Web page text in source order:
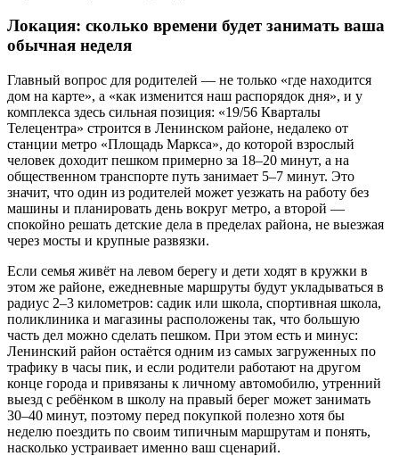
Локация: сколько времени будет занимать ваша
обычная неделя
Главный вопрос для родителей — не только «где находится
дом на карте», а «как изменится наш распорядок дня», и у
комплекса здесь сильная позиция: «19/56 Кварталы
Телецентра» строится в Ленинском районе, недалеко от
станции метро «Площадь Маркса», до которой взрослый
человек доходит пешком примерно за 18–20 минут, а на
общественном транспорте путь занимает 5–7 минут. Это
значит, что один из родителей может уезжать на работу без
машины и планировать день вокруг метро, а второй —
спокойно решать детские дела в пределах района, не выезжая
через мосты и крупные развязки.
Если семья живёт на левом берегу и дети ходят в кружки в
этом же районе, ежедневные маршруты будут укладываться в
радиус 2–3 километров: садик или школа, спортивная школа,
поликлиника и магазины расположены так, что большую
часть дел можно сделать пешком. При этом есть и минус:
Ленинский район остаётся одним из самых загруженных по
трафику в часы пик, и если родители работают на другом
конце города и привязаны к личному автомобилю, утренний
выезд с ребёнком в школу на правый берег может занимать
30–40 минут, поэтому перед покупкой полезно хотя бы
неделю поездить по своим типичным маршрутам и понять,
насколько устраивает именно ваш сценарий.